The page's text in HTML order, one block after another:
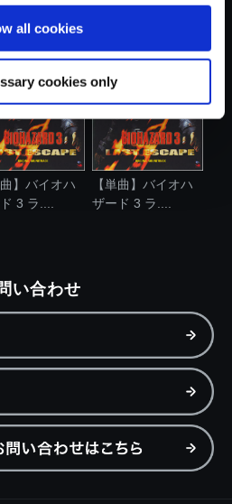
all cookies
cookies only
】バイオハ
3 ラ....
【単曲】バイオハ
曲】バイオハ
3 ラ....
【単曲】バイオハ
ザード 3 ラ....
い合わせ